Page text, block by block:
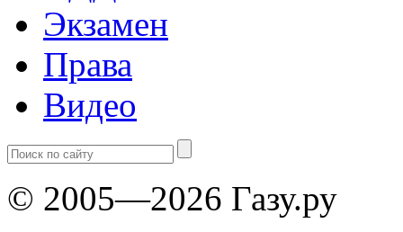
Экзамен
Права
Видео
© 2005—2026 Газу.ру